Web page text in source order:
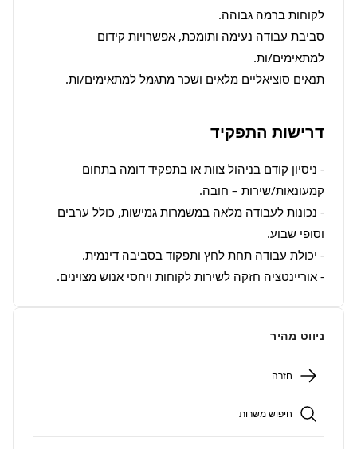
תנאים סוציאליים מלאים ושכר מתגמל למתאימים/ות.
דרישות התפקיד
- אוריינטציה חזקה לשירות לקוחות ויחסי אנוש מצוינים.
ניווט מהיר
חזרה
חיפוש משרות